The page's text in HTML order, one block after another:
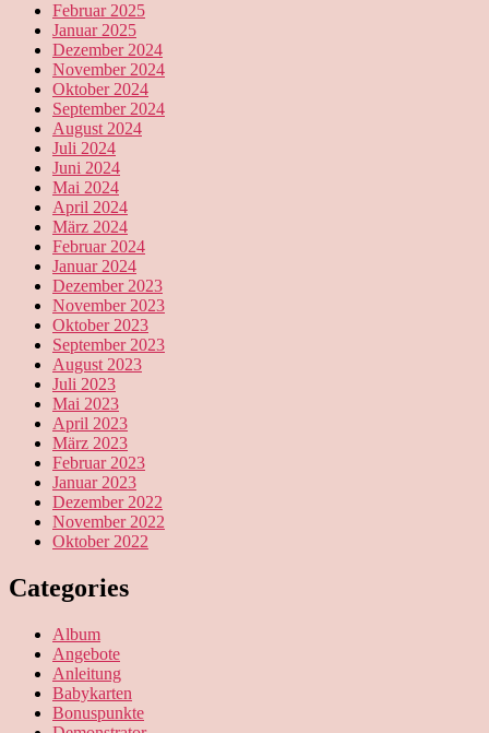
Februar 2025
Januar 2025
Dezember 2024
November 2024
Oktober 2024
September 2024
August 2024
Juli 2024
Juni 2024
Mai 2024
April 2024
März 2024
Februar 2024
Januar 2024
Dezember 2023
November 2023
Oktober 2023
September 2023
August 2023
Juli 2023
Mai 2023
April 2023
März 2023
Februar 2023
Januar 2023
Dezember 2022
November 2022
Oktober 2022
Categories
Album
Angebote
Anleitung
Babykarten
Bonuspunkte